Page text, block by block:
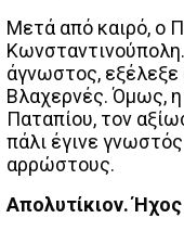
Μετά από καιρό, ο
Κωνσταντινούπολη.
άγνωστος, εξέλεξε
Βλαχερνές. Όμως,
Παταπίου, τον
πάλι έγινε
αρρώστους.
Απολυτίκιον.